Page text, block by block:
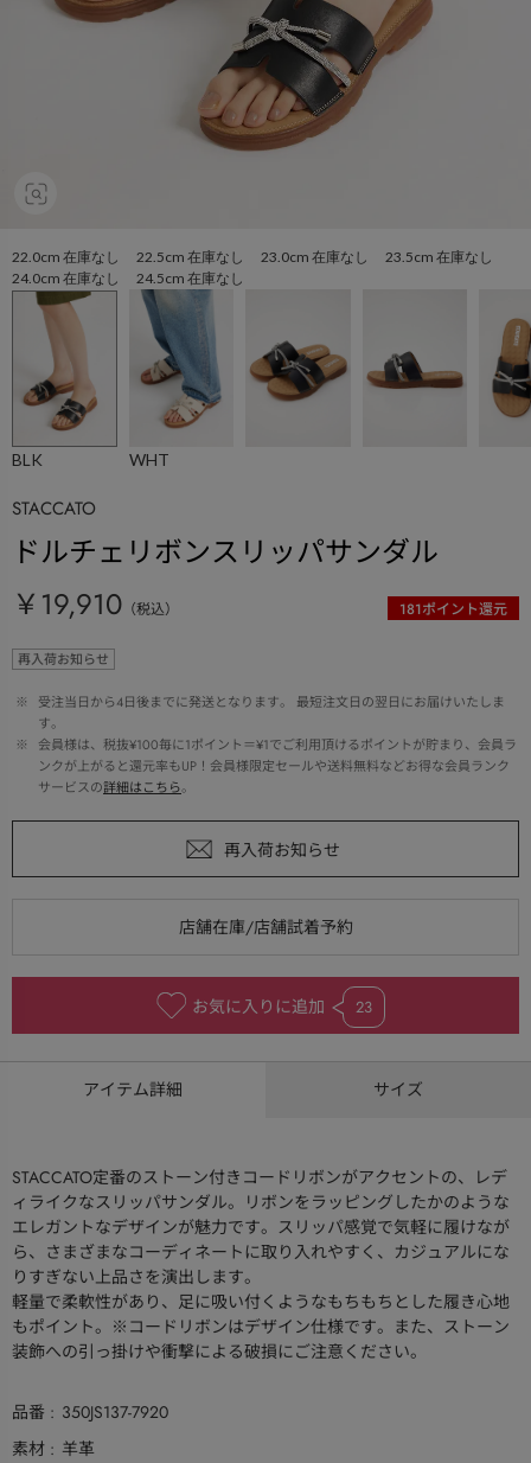
22.0cm 在庫なし 22.5cm 在庫なし 23.0cm 在庫なし 23.5cm 在庫なし
24.0cm 在庫なし 24.5cm 在庫なし
BLK WHT
STACCATO
ドルチェリボンスリッパサンダル
￥19,910 （税込） 181ポイント還元
再入荷お知らせ
※
受注当日から4日後までに発送となります。 最短注文日の翌日にお届けいたしま
す。
※
会員様は、税抜¥100毎に1ポイント＝¥1でご利用頂けるポイントが貯まり、会員ラ
ンクが上がると還元率もUP！会員様限定セールや送料無料などお得な会員ランク
サービスの詳細はこちら。
お気に入りに追加 23
アイテム詳細 サイズ
STACCATO定番のストーン付きコードリボンがアクセントの、レデ
ィライクなスリッパサンダル。リボンをラッピングしたかのような
エレガントなデザインが魅力です。スリッパ感覚で気軽に履けなが
ら、さまざまなコーディネートに取り入れやすく、カジュアルにな
りすぎない上品さを演出します。
軽量で柔軟性があり、足に吸い付くようなもちもちとした履き心地
もポイント。※コードリボンはデザイン仕様です。また、ストーン
装飾への引っ掛けや衝撃による破損にご注意ください。
品番
350JS137-7920
素材
羊革